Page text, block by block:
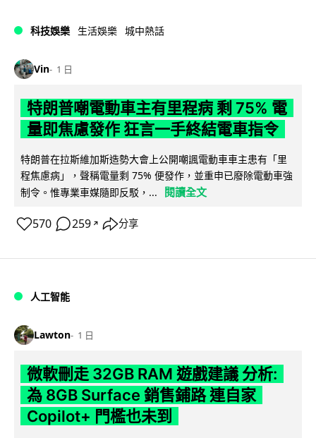
科技娛樂 生活娛樂 城中熱話
Vin 1 日
特朗普嘲電動車主有里程病 剩 75% 電
量即焦慮發作 狂言一手終結電車指令
特朗普在拉斯維加斯造勢大會上公開嘲諷電動車車主患有「里
程焦慮病」，聲稱電量剩 75% 便發作，並重申已廢除電動車強
制令。惟專業車媒隨即反駁，...
閱讀全文
570 259 ↗ 分享
人工智能
Lawton 1 日
微軟刪走 32GB RAM 遊戲建議 分析:
為 8GB Surface 銷售鋪路 連自家
Copilot+ 門檻也未到